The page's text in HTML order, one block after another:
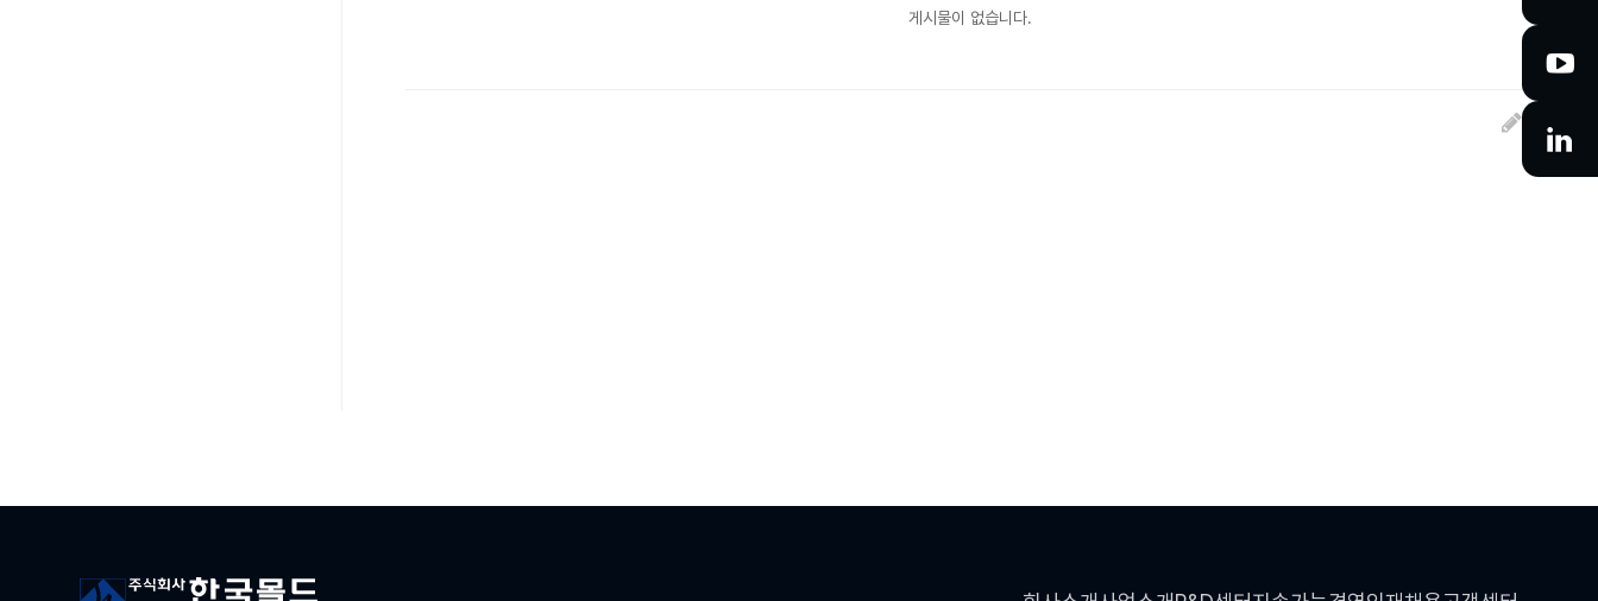
게시물이 없습니다.